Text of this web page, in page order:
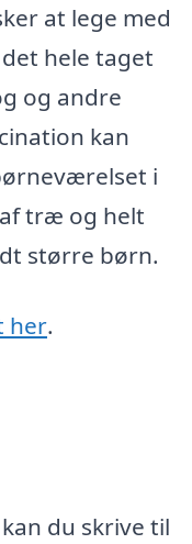
at lege med
hele taget
og andre
kan
i
træ og helt
større børn.
her.
du skrive til